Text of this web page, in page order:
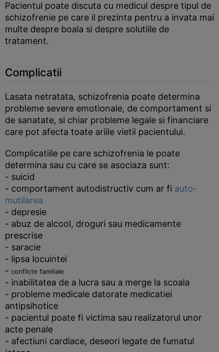
Pacientul poate discuta cu medicul despre tipul de
schizofrenie pe care il prezinta pentru a invata mai
multe despre boala si despre solutiile de
tratament.
Complicatii
Lasata netratata, schizofrenia poate determina
probleme severe emotionale, de comportament si
de sanatate, si chiar probleme legale si financiare
care pot afecta toate ariile vietii pacientului.
Complicatiile pe care schizofrenia le poate
determina sau cu care se asociaza sunt:
- suicid
- comportament autodistructiv cum ar fi auto-
mutilarea
- depresie
- abuz de alcool, droguri sau medicamente
prescrise
- saracie
- lipsa locuintei
- conflicte familiale
- inabilitatea de a lucra sau a merge la scoala
- probleme medicale datorate medicatiei
antipsihotice
- pacientul poate fi victima sau realizatorul unor
acte penale
- afectiuni cardiace, deseori legate de fumatul